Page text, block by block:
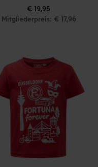
€ 19,95
Mitgliederpreis: € 17,96